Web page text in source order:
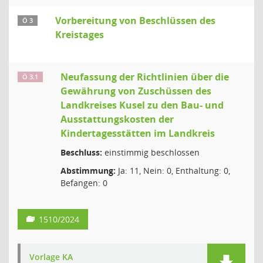
Ö 3
Vorbereitung von Beschlüssen des
Kreistages
Ö 3.1
Neufassung der Richtlinien über die
Gewährung von Zuschüssen des
Landkreises Kusel zu den Bau- und
Ausstattungskosten der
Kindertagesstätten im Landkreis
Beschluss: einstimmig beschlossen
Abstimmung: Ja: 11, Nein: 0, Enthaltung: 0,
Befangen: 0
1510/2024
Vorlage KA